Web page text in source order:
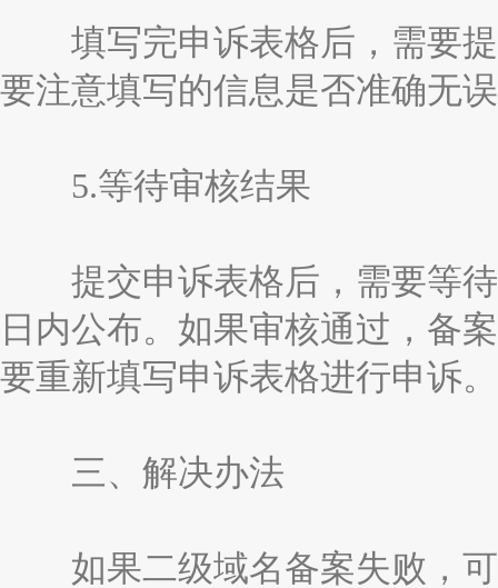
填写完申诉表格后，需要提
要注意填写的信息是否准确无
5.等待审核结果
提交申诉表格后，需要等待
日内公布。如果审核通过，备
要重新填写申诉表格进行申诉。
三、解决办法
如果二级域名备案失败，可